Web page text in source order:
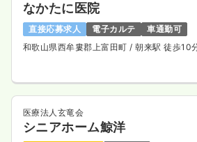
なかたに医院
直接応募求人 電子カルテ
車通勤可
和歌山県西牟婁郡上富田町/ 朝来駅 徒歩10
医療法人玄竜会
シニアホーム鯨洋